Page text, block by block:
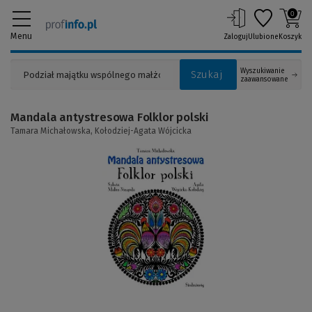
Menu
Szukaj
Wyszukiwanie
zaawansowane
ZalogujUlubione
0
Koszyk
Mandala antystresowa Folklor polski
Tamara Michałowska, Kołodziej-Agata Wójcicka